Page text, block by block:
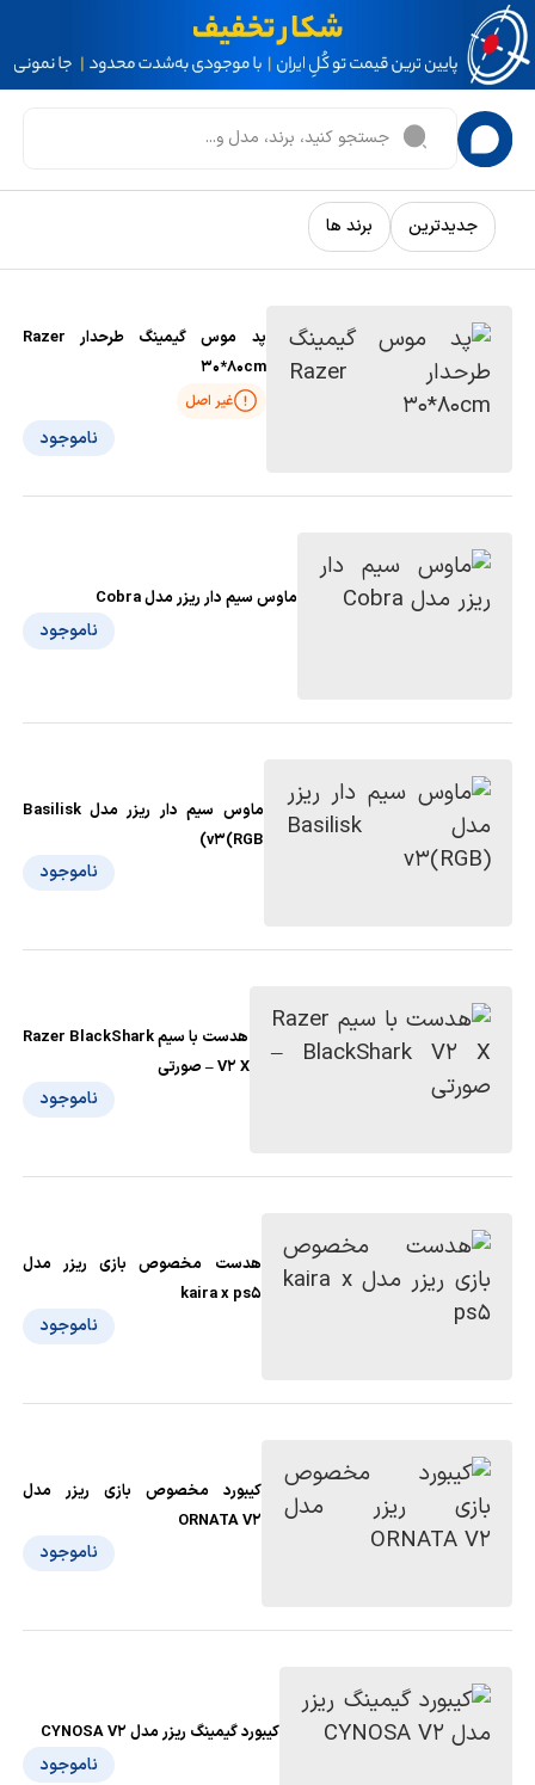
جدیدترین برند ها
پد موس گیمینگ طرحدار Razer
30*80cm
غیر اصل
ناموجود
ماوس سیم دار ریزر مدل Cobra
ناموجود
ماوس سیم دار ریزر مدل Basilisk
v3(RGB)
ناموجود
هدست با‌ سیم Razer BlackShark
V2 X – صورتی
ناموجود
هدست مخصوص بازی ریزر مدل
kaira x ps5
ناموجود
کیبورد مخصوص بازی ریزر مدل
ORNATA V2
ناموجود
کیبورد گیمینگ ریزر مدل CYNOSA V2
ناموجود